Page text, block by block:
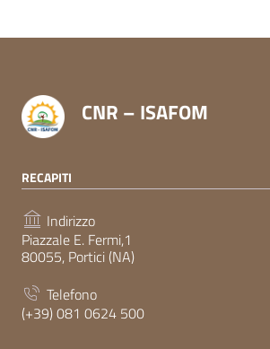
CNR – ISAFOM
RECAPITI
Indirizzo
Piazzale E. Fermi,1
80055, Portici (NA)
Telefono
(+39) 081 0624 500